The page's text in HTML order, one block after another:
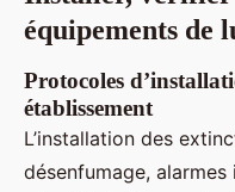
équipements de
Protocoles
établissement
L’installation des
désenfumage,